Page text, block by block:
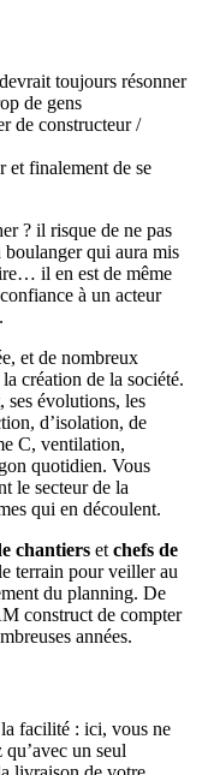
toujours résonner
de gens
de constructeur /
et finalement de se
? il risque de ne pas
boulanger qui aura mis
il en est de même
à un acteur
.
et de nombreux
création de la société.
ses évolutions, les
d’isolation, de
C, ventilation,
quotidien. Vous
le secteur de la
qui en découlent.
chantiers et chefs de
terrain pour veiller au
du planning. De
construct de compter
années.
facilité : ici, vous ne
un seul